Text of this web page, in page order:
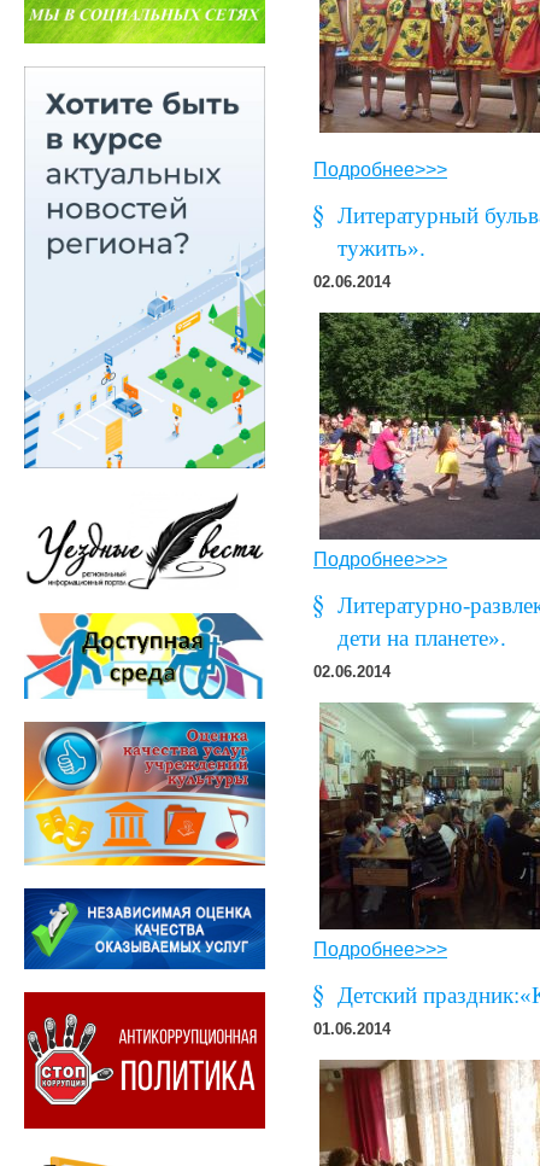
Подробнее>>>
Литературный
тужить».
02.06.2014
Подробнее>>>
Литературно-
дети на планете».
02.06.2014
Подробнее>>>
Детский
01.06.2014